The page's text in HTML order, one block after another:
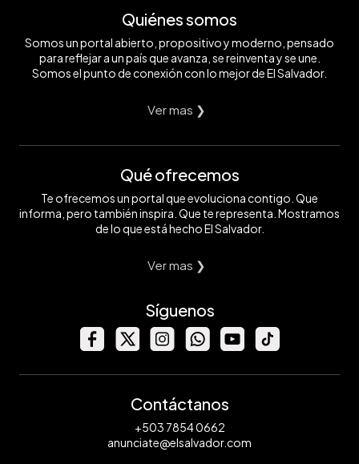
Quiénes somos
Somos un portal abierto, propositivo y moderno, pensado
para reflejar a un país que avanza, se reinventa y se une.
Somos el punto de conexión con lo mejor de El Salvador.
Ver mas ❯
Qué ofrecemos
Te ofrecemos un portal que evoluciona contigo. Que
informa, pero también inspira. Que te representa. Mostramos
de lo que está hecho El Salvador.
Ver mas ❯
Síguenos
Contáctanos
+503 7854 0662
anunciate@elsalvador.com